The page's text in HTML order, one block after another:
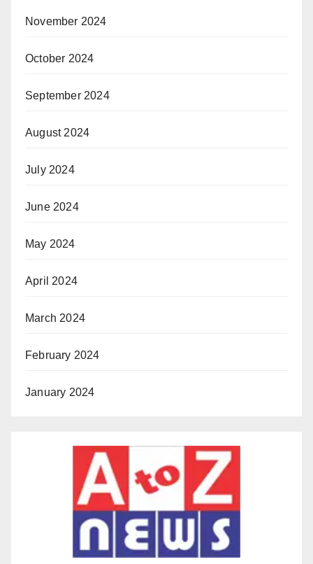
November 2024
October 2024
September 2024
August 2024
July 2024
June 2024
May 2024
April 2024
March 2024
February 2024
January 2024